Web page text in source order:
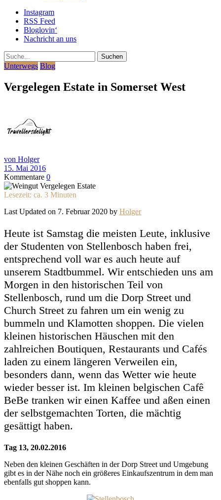
Instagram
RSS Feed
Bloglovin‘
Nachricht an uns
Suche
Unterwegs Blog
Vergelegen Estate in Somerset West
von Holger
15. Mai 2016
Kommentare 0
Lesezeit: ca. 3 Minuten
Last Updated on 7. Februar 2020 by Holger
Heute ist Samstag die meisten Leute, inklusive
der Studenten von Stellenbosch haben frei,
entsprechend voll war es auch heute auf
unserem Stadtbummel. Wir entschieden uns am
Morgen in den historischen Teil von
Stellenbosch, rund um die Dorp Street und
Church Street zu fahren um ein wenig zu
bummeln und Klamotten shoppen. Die vielen
kleinen historischen Häuschen mit den
zahlreichen Boutiquen, Restaurants und Cafés
laden zu einem längeren Verweilen ein,
besonders dann, wenn das Wetter wie heute
wieder besser ist. Im kleinen belgischen Cafê
BeBe tranken wir einen Kaffee und aßen einen
der selbstgemachten Torten, die mächtig
gesättigt haben.
Tag 13, 20.02.2016
Neben den kleinen Geschäften in der Dorp Street und Umgebung
gibt es in der Nähe noch ein größeres Einkaufszentrum in dem man
ebenfalls gut shoppen kann.